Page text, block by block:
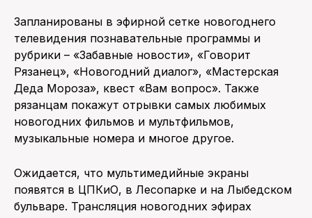
Запланированы в эфирной сетке новогоднего
телевидения познавательные программы и
рубрики – «Забавные новости», «Говорит
Рязанец», «Новогодний диалог», «Мастерская
Деда Мороза», квест «Вам вопрос». Также
рязанцам покажут отрывки самых любимых
новогодних фильмов и мультфильмов,
музыкальные номера и многое другое.
Ожидается, что мультимедийные экраны
появятся в ЦПКиО, в Лесопарке и на Лыбедском
бульваре. Трансляция новогодних эфирах